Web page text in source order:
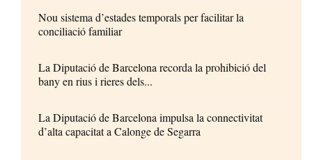
Nou sistema d’estades temporals per facilitar la
conciliació familiar
La Diputació de Barcelona recorda la prohibició del
bany en rius i rieres dels...
La Diputació de Barcelona impulsa la connectivitat
d’alta capacitat a Calonge de Segarra